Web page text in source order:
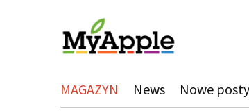
MAGAZYN News Nowe posty